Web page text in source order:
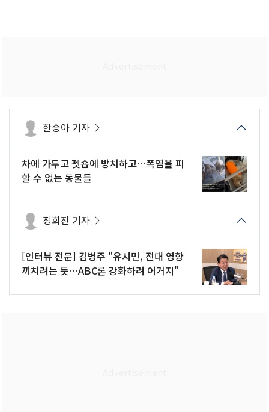
한송아 기자
차에 가두고 펫숍에 방치하고…폭염을 피
할 수 없는 동물들
정희진 기자
[인터뷰 전문] 김병주 "유시민, 전대 영향
끼치려는 듯…ABC론 강화하려 어거지"